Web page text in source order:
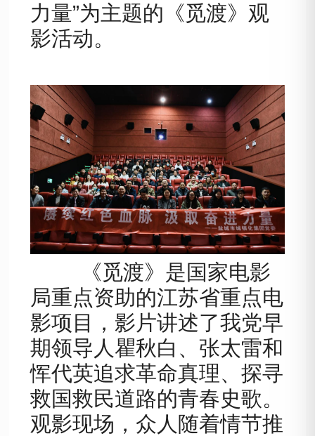
力量”为主题的《觅渡》观
影活动。
《觅渡》是国家电影
局重点资助的江苏省重点电
影项目，影片讲述了我党早
期领导人瞿秋白、张太雷和
恽代英追求革命真理、探寻
救国救民道路的青春史歌。
观影现场，众人随着情节推